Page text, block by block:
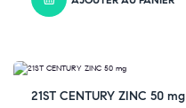
21ST CENTURY ZINC 50